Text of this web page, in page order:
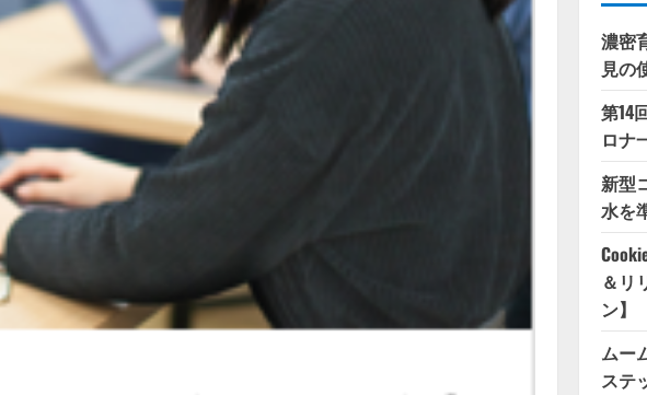
濃密
見の
第14
ロナ
新型
水を
＆リ
ン】
ムー
ステ